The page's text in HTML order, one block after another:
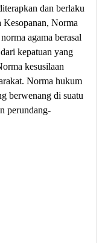
dan berlaku
Norma
agama berasal
kepatuan yang
kesusilaan
Norma hukum
berwenang di suatu
perundang-